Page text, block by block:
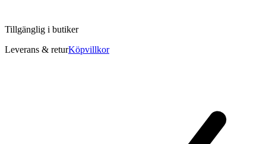
Tillgänglig i butiker
Leverans & returKöpvillkor